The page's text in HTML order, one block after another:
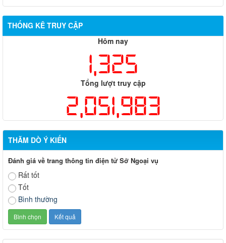
THỐNG KÊ TRUY CẬP
Hôm nay
1,325
Tổng lượt truy cập
2,051,983
THĂM DÒ Ý KIẾN
Đánh giá về trang thông tin điện tử Sở Ngoại vụ
Rất tốt
Tốt
Bình thường